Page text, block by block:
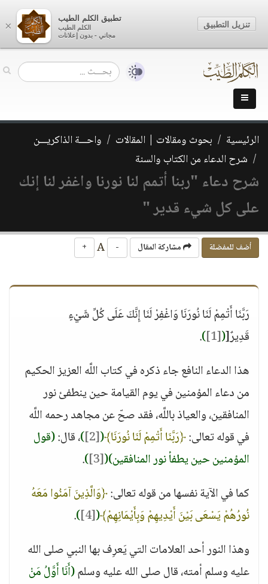
الرئيسية بحوث ومقالات | المقالات
واحـــة الذاكريـــن
شرح الدعاء من الكتاب والسنة
شرح دعاء "ربنا أتمم لنا نورنا واغفر لنا إنك
على كل شيء قدير "
أضف للمفضلة مشاركة المقال -
+
رَبَّنَا أَتْمِمْ لَنَا نُورَنَا وَاغْفِرْ لَنَا إِنَّكَ عَلَى كُلِّ شَيْءٍ
قَدِيرٌ[(
[1]
)
.
هذا الدعاء النافع جاء ذكره في كتاب اللَّه العزيز الحكيم
من دعاء المؤمنين في يوم القيامة حين ينطفئ نور
المنافقين، والعياذ باللَّه، فقد صحّ عن مجاهد رحمه اللَّه
في قوله تعالى:﴿رَبَّنَا أَتْمِمْ لَنَا نُورَنَا﴾(
[2]
)، قال:(قول
المؤمنين حين يطفأ نور المنافقين)(
[3]
)
.
كما في الآية نفسها من قوله تعالى:﴿وَالَّذِينَ آمَنُوا مَعَهُ
نُورُهُمْ يَسْعَى بَيْنَ أَيْدِيهِمْ وَبِأَيْمَانِهِمْ﴾(
[4]
)
.
وهذا النور أحد العلامات التي يَعرِف بها النبي صلى الله
عليه وسلم أمته، قال صلى الله عليه وسلم(أَنَا أَوَّلُ مَنْ
×
تطبيق الكلم الطيب
الكلم الطيب
مجاني - بدون إعلانات
تنزيل التطبيق